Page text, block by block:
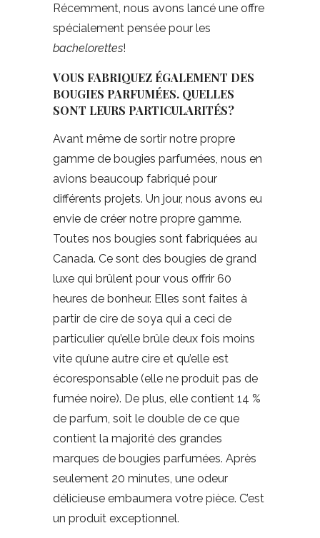
Récemment, nous avons lancé une offre
spécialement pensée pour les
bachelorettes!
VOUS FABRIQUEZ ÉGALEMENT DES
BOUGIES PARFUMÉES. QUELLES
SONT LEURS PARTICULARITÉS?
Avant même de sortir notre propre
gamme de bougies parfumées, nous en
avions beaucoup fabriqué pour
différents projets. Un jour, nous avons eu
envie de créer notre propre gamme.
Toutes nos bougies sont fabriquées au
Canada. Ce sont des bougies de grand
luxe qui brûlent pour vous offrir 60
heures de bonheur. Elles sont faites à
partir de cire de soya qui a ceci de
particulier qu’elle brûle deux fois moins
vite qu’une autre cire et qu’elle est
écoresponsable (elle ne produit pas de
fumée noire). De plus, elle contient 14 %
de parfum, soit le double de ce que
contient la majorité des grandes
marques de bougies parfumées. Après
seulement 20 minutes, une odeur
délicieuse embaumera votre pièce. C’est
un produit exceptionnel.